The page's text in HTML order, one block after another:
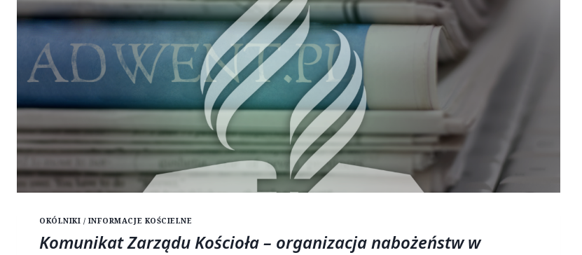
OKÓLNIKI / INFORMACJE KOŚCIELNE
Komunikat Zarządu Kościoła – organizacja nabożeństw w